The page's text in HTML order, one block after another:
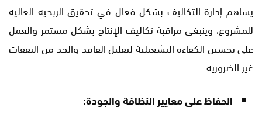
يساهم إدارة التكاليف بشكل فعال في تحقيق الربحية العالية
للمشروع، وينبغي مراقبة تكاليف الإنتاج بشكل مستمر والعمل
على تحسين الكفاءة التشغيلية لتقليل الفاقد والحد من النفقات
غير الضرورية.
الحفاظ على معايير النظافة والجودة: